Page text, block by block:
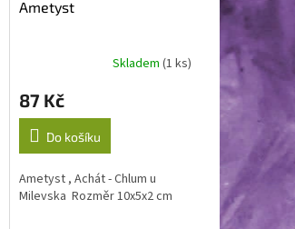
Ametyst
Skladem (1 ks)
87 Kč
Do košíku
Ametyst , Achát - Chlum u
Milevska Rozměr 10x5x2 cm